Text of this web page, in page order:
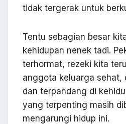
tidak tergerak untuk
Tentu sebagian besar
kehidupan nenek tadi.
terhormat, rezeki kita
anggota keluarga sehat,
dan terpandang di
yang terpenting masih
mengarungi hidup ini.